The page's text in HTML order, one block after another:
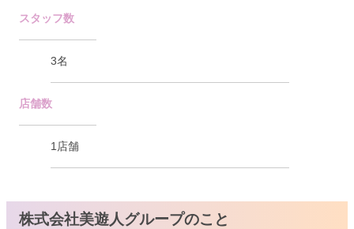
スタッフ数
3名
店舗数
1店舗
株式会社美遊人グループのこと